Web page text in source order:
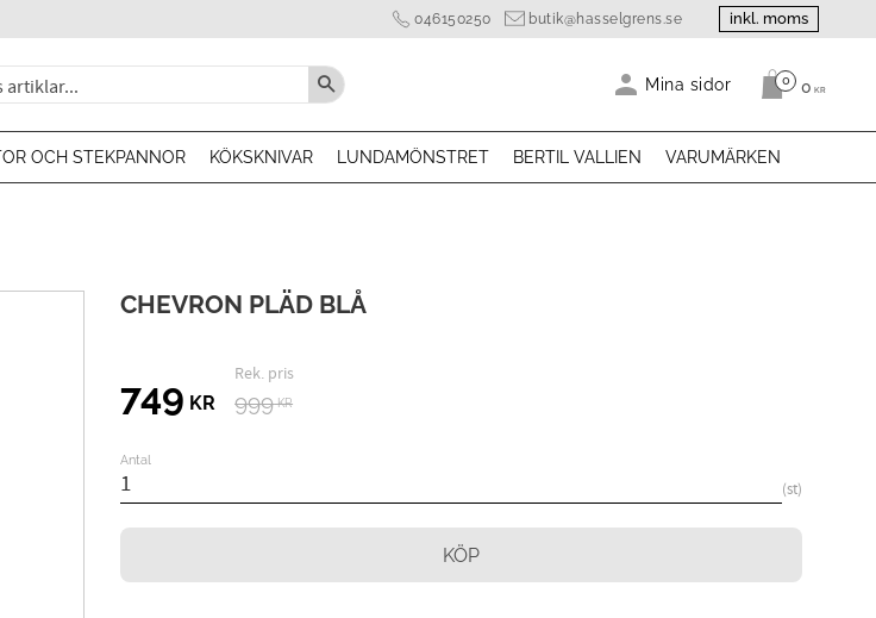
046150250 butik@hasselgrens.se inkl. moms
Mina sidor Antal
0 0 KR
OCH STEKPANNOR KÖKSKNIVAR LUNDAMÖNSTRET BERTIL VALLIEN VARUMÄRKEN
CHEVRON PLÄD BLÅ
Nedsatt pris:
749 KR
Ordinarie pris:
999KR
Antal
st
KÖP